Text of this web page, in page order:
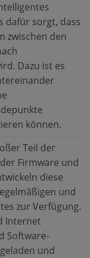
dafür sorgt, dass
zwischen den
Dazu ist es
können.
Teil der
Firmware und
diese
und
zur Verfügung.
Internet
Software-
und